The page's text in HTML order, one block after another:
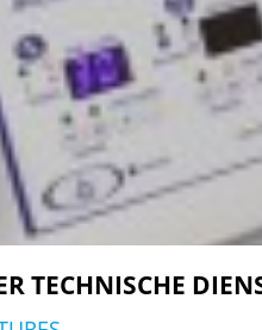
TECHNISCHE